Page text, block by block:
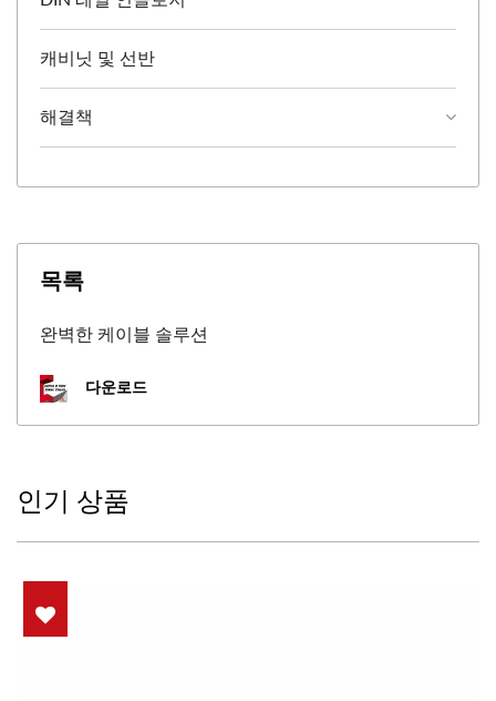
캐비닛 및 선반
해결책
목록
완벽한 케이블 솔루션
다운로드
인기 상품